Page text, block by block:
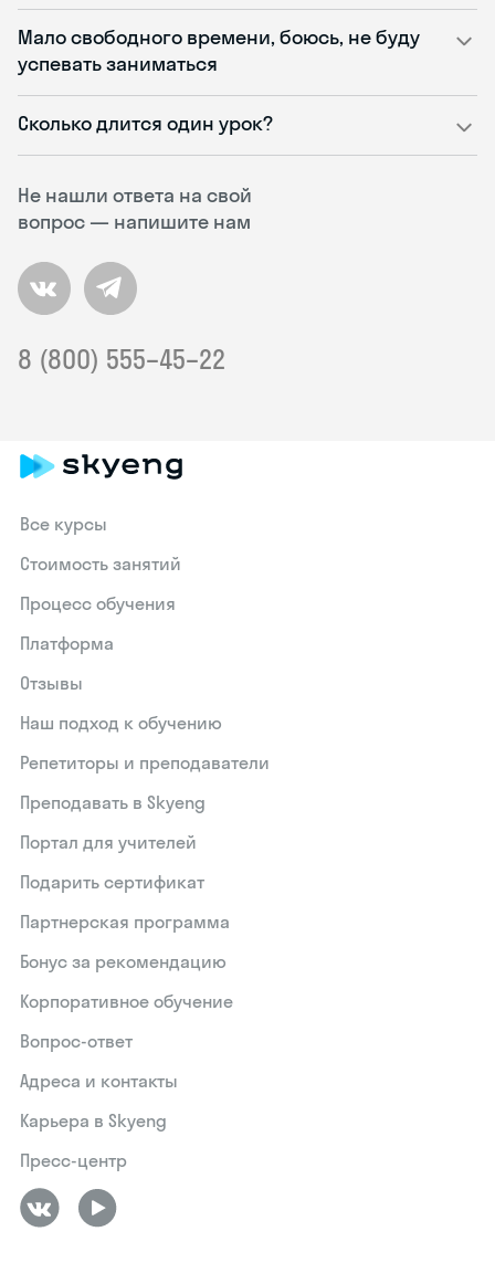
Не нашли ответа на свой
вопрос — напишите нам
8 (800) 555–45–22
Мало свободного времени, боюсь, не буду
успевать заниматься
Сколько длится один урок?
Все курсы
Стоимость занятий
Процесс обучения
Платформа
Отзывы
Наш подход к обучению
Репетиторы и преподаватели
Преподавать в Skyeng
Портал для учителей
Подарить сертификат
Партнерская программа
Бонус за рекомендацию
Корпоративное обучение
Вопрос-ответ
Адреса и контакты
Карьера в Skyeng
Пресс-центр